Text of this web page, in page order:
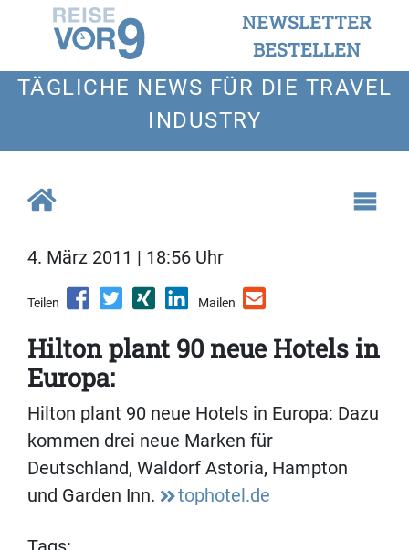
NEWSLETTER
BESTELLEN
TÄGLICHE NEWS FÜR DIE TRAVEL
INDUSTRY
4. März 2011 | 18:56 Uhr
Teilen Mailen
Hilton plant 90 neue Hotels in
Europa:
Hilton plant 90 neue Hotels in Europa: Dazu
kommen drei neue Marken für
Deutschland, Waldorf Astoria, Hampton
und Garden Inn.
tophotel.de